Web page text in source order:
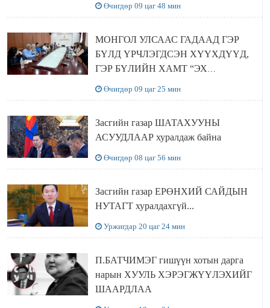
Өчигдөр 09 цаг 48 мин
МОНГОЛ УЛСААС ГАДААД ГЭР
БҮЛД ҮРЧЛЭГДСЭН ХҮҮХДҮҮД,
ГЭР БҮЛИЙН ХАМТ “ЭХ
Өчигдөр 09 цаг 25 мин
Засгийн газар ШАТАХУУНЫ
АСУУДЛААР хуралдаж байна
Өчигдөр 08 цаг 56 мин
Засгийн газар ЕРӨНХИЙ САЙДЫН
НУТАГТ хуралдахгүй...
Уржигдар 20 цаг 24 мин
П.БАТЧИМЭГ гишүүн хотын дарга
нарын ХУУЛЬ ХЭРЭГЖҮҮЛЭХИЙГ
ШААРДЛАА